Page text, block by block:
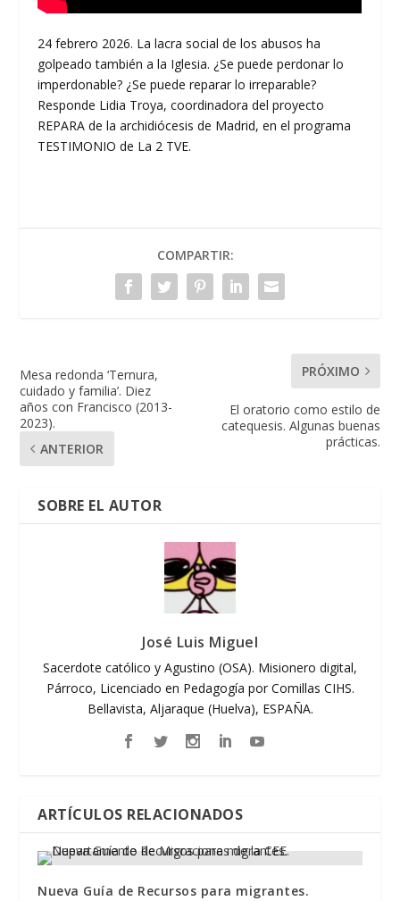
24 febrero 2026. La lacra social de los abusos ha
golpeado también a la Iglesia. ¿Se puede perdonar lo
imperdonable? ¿Se puede reparar lo irreparable?
Responde Lidia Troya, coordinadora del proyecto
REPARA de la archidiócesis de Madrid, en el programa
TESTIMONIO de La 2 TVE.
COMPARTIR:
Mesa redonda ‘Ternura,
cuidado y familia’. Diez
años con Francisco (2013-
2023).
ANTERIOR
PRÓXIMO
El oratorio como estilo de
catequesis. Algunas buenas
prácticas.
SOBRE EL AUTOR
José Luis Miguel
Sacerdote católico y Agustino (OSA). Misionero digital,
Párroco, Licenciado en Pedagogía por Comillas CIHS.
Bellavista, Aljaraque (Huelva), ESPAÑA.
ARTÍCULOS RELACIONADOS
Nueva Guía de Recursos para migrantes.